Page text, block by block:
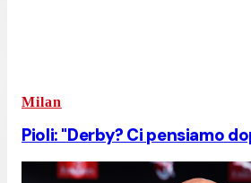
Milan
Pioli: "Derby? Ci pensiamo